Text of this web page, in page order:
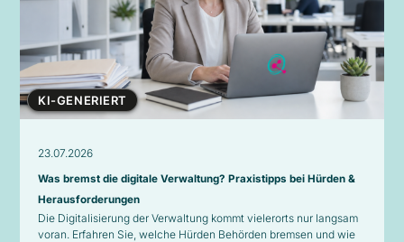
KI-GENERIERT
23.07.2026
Was bremst die digitale Verwaltung? Praxistipps bei Hürden &
Herausforderungen
Die Digitalisierung der Verwaltung kommt vielerorts nur langsam
voran. Erfahren Sie, welche Hürden Behörden bremsen und wie